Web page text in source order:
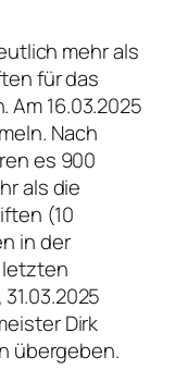
mehr als
für das
Am 16.03.2025
Nach
es 900
als die
(10
in der
letzten
Dirk
übergeben.